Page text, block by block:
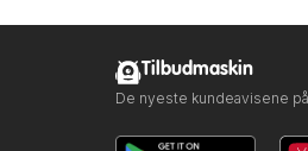
Tilbudmaskin
De nyeste kundeavisene